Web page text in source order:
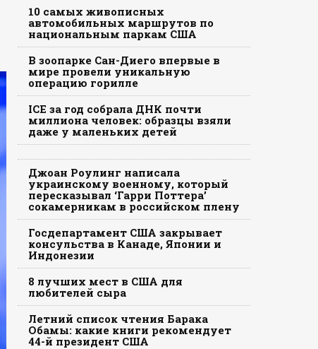
10 самых живописных
автомобильных маршрутов по
национальным паркам США
В зоопарке Сан-Диего впервые в
мире провели уникальную
операцию горилле
ICE за год собрала ДНК почти
миллиона человек: образцы взяли
даже у маленьких детей
Джоан Роулинг написала
украинскому военному, который
пересказывал ‘Гарри Поттера’
сокамерникам в российском плену
Госдепартамент США закрывает
консульства в Канаде, Японии и
Индонезии
8 лучших мест в США для
любителей сыра
Летний список чтения Барака
Обамы: какие книги рекомендует
44-й президент США